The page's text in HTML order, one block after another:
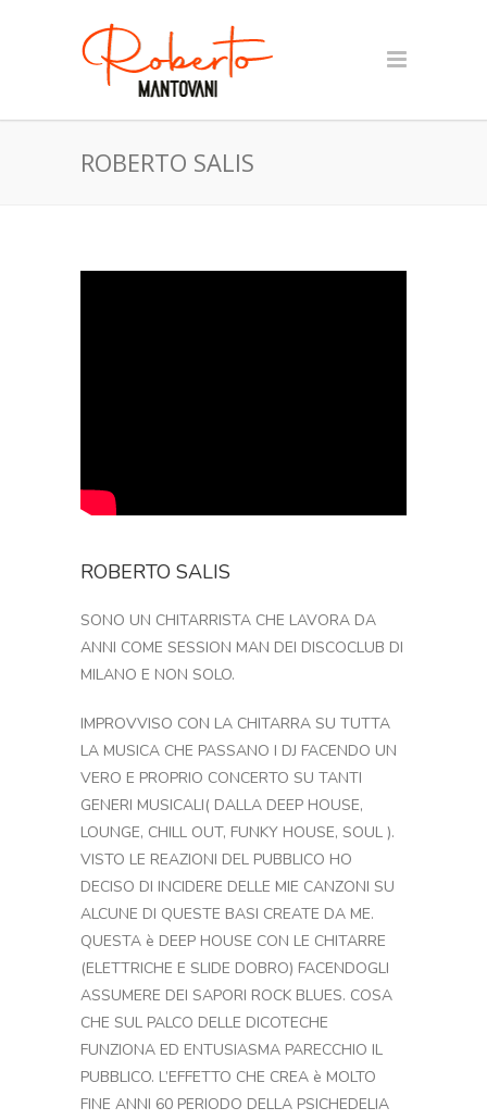
ROBERTO SALIS
ROBERTO SALIS
SONO UN CHITARRISTA CHE LAVORA DA
ANNI COME SESSION MAN DEI DISCOCLUB DI
MILANO E NON SOLO.
IMPROVVISO CON LA CHITARRA SU TUTTA
LA MUSICA CHE PASSANO I DJ FACENDO UN
VERO E PROPRIO CONCERTO SU TANTI
GENERI MUSICALI( DALLA DEEP HOUSE,
LOUNGE, CHILL OUT, FUNKY HOUSE, SOUL ).
VISTO LE REAZIONI DEL PUBBLICO HO
DECISO DI INCIDERE DELLE MIE CANZONI SU
ALCUNE DI QUESTE BASI CREATE DA ME.
QUESTA è DEEP HOUSE CON LE CHITARRE
(ELETTRICHE E SLIDE DOBRO) FACENDOGLI
ASSUMERE DEI SAPORI ROCK BLUES. COSA
CHE SUL PALCO DELLE DICOTECHE
FUNZIONA ED ENTUSIASMA PARECCHIO IL
PUBBLICO. L’EFFETTO CHE CREA è MOLTO
FINE ANNI 60 PERIODO DELLA PSICHEDELIA